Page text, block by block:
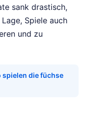
sank drastisch,
Spiele auch
und zu
spielen die füchse